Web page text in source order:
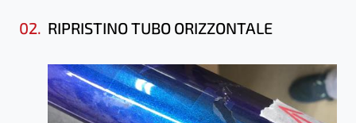
02. RIPRISTINO TUBO ORIZZONTALE